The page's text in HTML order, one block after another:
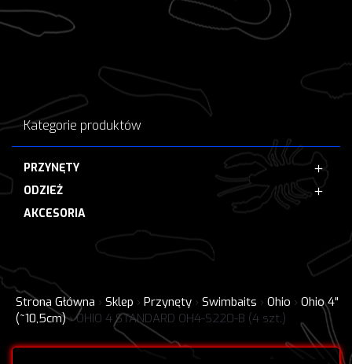
Kategorie produktów
PRZYNĘTY
ODZIEŻ
AKCESORIA
Strona Główna › Sklep › Przynęty › Swimbaits › Ohio › Ohio 4"
(~10,5cm) ›OHIO 4 STANDARD OH4-S220-B (4 szt.)